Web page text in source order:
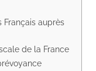
auprès
de la France